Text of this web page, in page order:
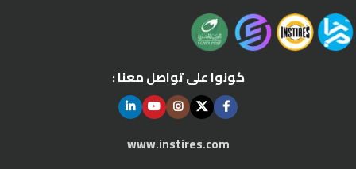
كونوا على تواصل معنا :
www.instires.com